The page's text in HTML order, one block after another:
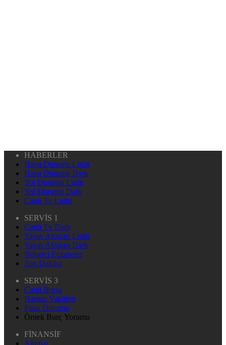
HABERLER
Hava Durumu Light
Hava Durumu Dark
Yol Durumu Light
Yol Durumu Dark
Canlı Tv Light
SERVİS 1
Canlı Tv Dark
Yayın Akışları Light
Yayın Akışları Dark
Nöbetçi Eczaneler
Son Dakika
SERVİS 3
Canlı Borsa
Namaz Vakitleri
Puan Durumu
Örnek Burç Yorumu
FİNANSİF
Altınlar